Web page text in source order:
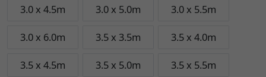
3.0 x 4.5m 3.0 x 5.0m 3.0 x 5.5m
3.0 x 6.0m 3.5 x 3.5m 3.5 x 4.0m
3.5 x 4.5m 3.5 x 5.0m 3.5 x 5.5m